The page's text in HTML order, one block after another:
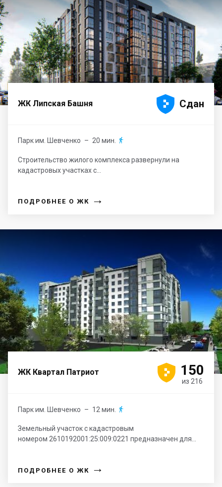
ЖК Липская Башня 



 Сдан
Парк им. Шевченко – 20 мин. 
Строительство жилого комплекса развернули на
кадастровых участках с...
ПОДРОБНЕЕ О ЖК →
ЖК Квартал Патриот 



 150
из 216
Парк им. Шевченко – 12 мин. 
Земельный участок с кадастровым
номером 2610192001:25:009:0221 предназначен для...
ПОДРОБНЕЕ О ЖК →